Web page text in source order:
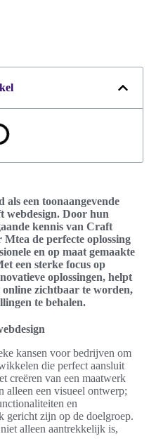
als een toonaangevende
webdesign. Door hun
kennis van Craft
de perfecte oplossing
en op maat gemaakte
een sterke focus op
oplossingen, helpt
zichtbaar te worden,
te behalen.
kansen voor bedrijven om
die perfect aansluit
creëren van een maatwerk
alleen een visueel ontwerp;
en
gericht zijn op de doelgroep.
alleen aantrekkelijk is,